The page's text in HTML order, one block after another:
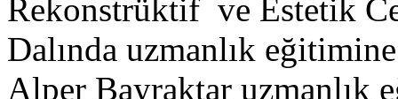
Rekonstrüktif ve Estetik
Dalında uzmanlık
Alper Bayraktar uzmanlık